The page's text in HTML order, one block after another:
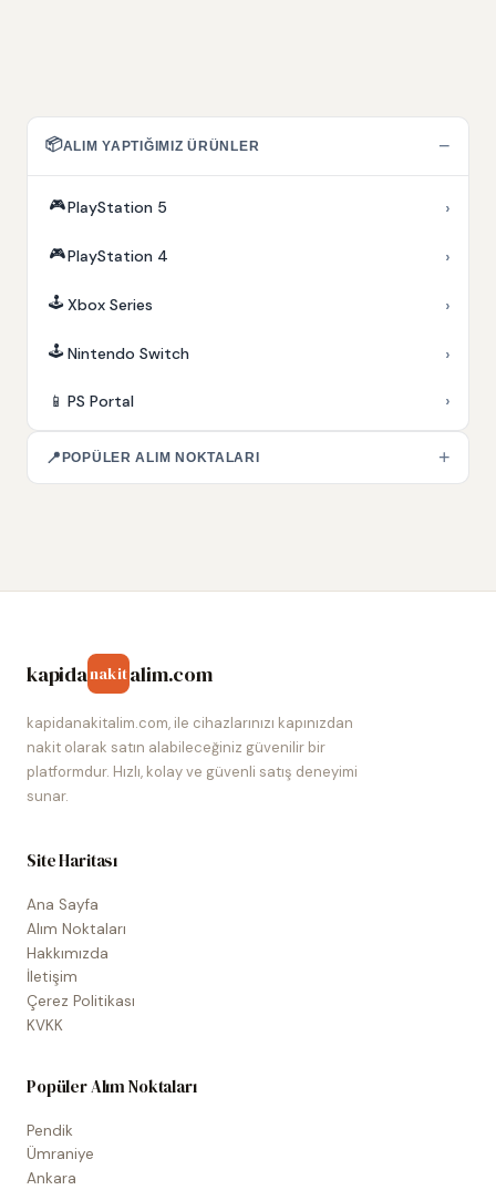
📦ALIM YAPTIĞIMIZ ÜRÜNLER −
🎮PlayStation 5 ›
🎮PlayStation 4 ›
🕹️ Xbox Series ›
🕹️ Nintendo Switch ›
📱 PS Portal ›
📍 POPÜLER ALIM NOKTALARI +
kapidanakitalim.com
kapidanakitalim.com, ile cihazlarınızı kapınızdan
nakit olarak satın alabileceğiniz güvenilir bir
platformdur. Hızlı, kolay ve güvenli satış deneyimi
sunar.
Site Haritası
Ana Sayfa
Alım Noktaları
Hakkımızda
İletişim
Çerez Politikası
KVKK
Popüler Alım Noktaları
Pendik
Ümraniye
Ankara